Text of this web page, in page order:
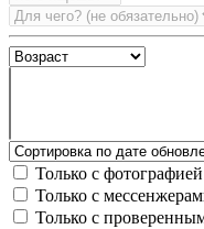
Только с фотографией
Только с
Только с